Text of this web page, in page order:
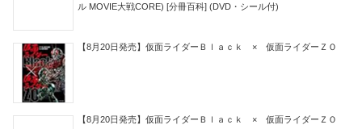
ル MOVIE大戦CORE) [分冊百科] (DVD・シール付)
【8月20日発売】仮面ライダーＢｌａｃｋ × 仮面ライダーＺＯ
【8月20日発売】仮面ライダーＢｌａｃｋ × 仮面ライダーＺＯ